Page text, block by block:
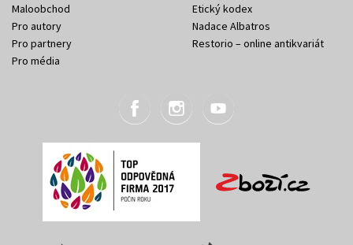
Maloobchod
Pro autory
Pro partnery
Pro média
Etický kodex
Nadace Albatros
Restorio – online antikvariát